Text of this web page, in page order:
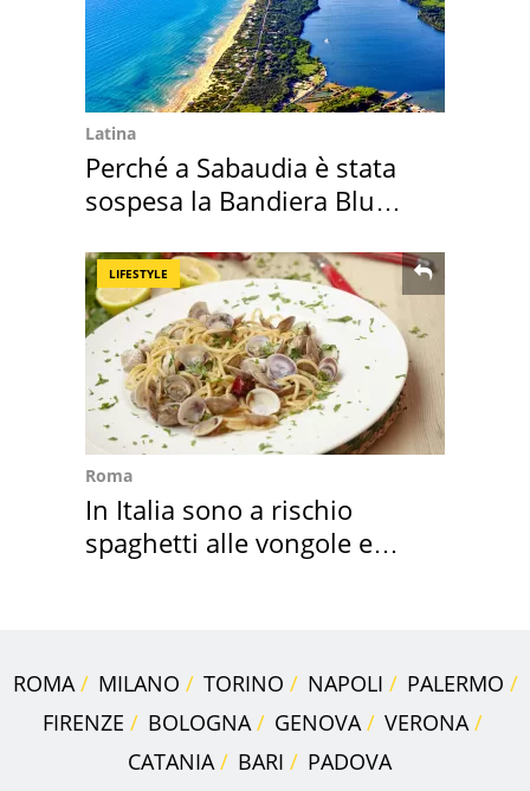
Latina
Perché a Sabaudia è stata
sospesa la Bandiera Blu
LIFESTYLE
Roma
In Italia sono a rischio
spaghetti alle vongole e
ROMA MILANO TORINO NAPOLI
PALERMO
FIRENZE
BOLOGNA GENOVA
VERONA
CATANIA
BARI PADOVA